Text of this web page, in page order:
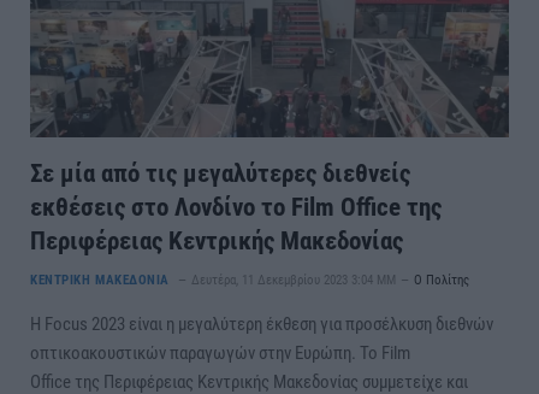
Σε μία από τις μεγαλύτερες διεθνείς
εκθέσεις στο Λονδίνο το Film Office της
Περιφέρειας Κεντρικής Μακεδονίας
ΚΕΝΤΡΙΚΗ ΜΑΚΕΔΟΝΙΑ Δευτέρα, 11 Δεκεμβρίου 2023 3:04 ΜΜ Ο Πολίτης
Η Focus 2023 είναι η μεγαλύτερη έκθεση για προσέλκυση διεθνών
οπτικοακουστικών παραγωγών στην Ευρώπη. Το Film
Office της Περιφέρειας Κεντρικής Μακεδονίας συμμετείχε και